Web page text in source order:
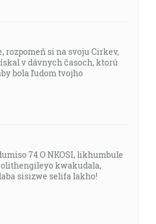
rozpomeň si na svoju Cirkev,
v dávnych časoch, ktorú
bola ľudom tvojho
74 O NKOSI, likhumbule
kwakudala,
sisizwe selifa lakho!